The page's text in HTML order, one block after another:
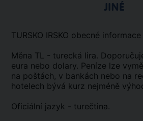
JINÉ
TURSKO IRSKO obecné informace
Měna TL - turecká lira.
eura nebo dolary. Peníze lze
na poštách, v bankách nebo na
hotelech bývá kurz nejméně
Oficiální jazyk - turečtina.